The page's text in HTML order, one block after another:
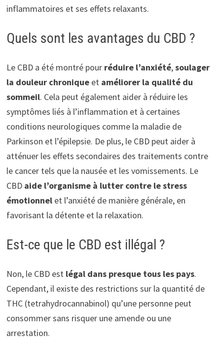
inflammatoires et ses effets relaxants.
Quels sont les avantages du CBD ?
Le CBD a été montré pour réduire l’anxiété,soulager
la douleur chroniqueet améliorer la qualité du
sommeil. Cela peut également aider à réduire les
symptômes liés à l’inflammation et à certaines
conditions neurologiques comme la maladie de
Parkinson et l’épilepsie. De plus, le CBD peut aider à
atténuer les effets secondaires des traitements contre
le cancer tels que la nausée et les vomissements. Le
CBDaide l’organisme à lutter contre le stress
émotionnelet l’anxiété de manière générale, en
favorisant la détente et la relaxation.
Est-ce que le CBD est illégal ?
Non, le CBD est légal dans presque tous les pays.
Cependant, il existe des restrictions sur la quantité de
THC (tetrahydrocannabinol) qu’une personne peut
consommer sans risquer une amende ou une
arrestation.